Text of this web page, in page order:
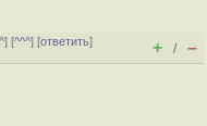
] [^^^] [ответить]
+ / –